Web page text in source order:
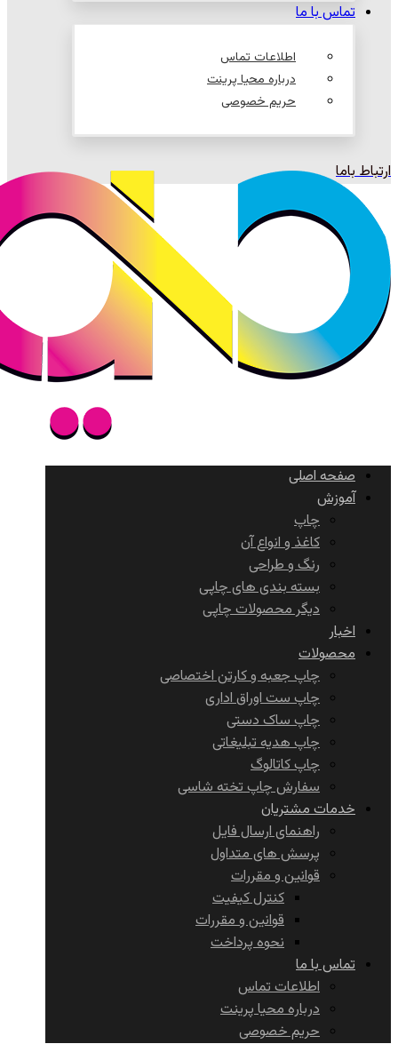
تماس با ما
اطلاعات تماس
درباره محیا پرینت
حریم خصوصی
ارتباط باما
صفحه اصلی
آموزش
چاپ
کاغذ و انواع آن
رنگ و طراحی
بسته بندی های چاپی
دیگر محصولات چاپی
اخبار
محصولات
چاپ جعبه و کارتن اختصاصی
چاپ ست اوراق اداری
چاپ ساک دستی
چاپ هدیه تبلیغاتی
چاپ کاتالوگ
سفارش چاپ تخته شاسی
خدمات مشتریان
راهنمای ارسال فایل
پرسش های متداول
قوانین و مقررات
کنترل کیفیت
قوانین و مقررات
نحوه پرداخت
تماس با ما
اطلاعات تماس
درباره محیا پرینت
حریم خصوصی